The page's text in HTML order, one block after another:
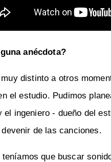
anécdota?
distinto a otros
el estudio. Pudimos
el ingeniero - dueño del
de las canciones.
que buscar